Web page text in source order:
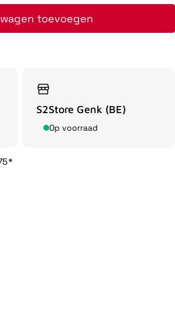
toevoegen
S2Store Genk (BE)
Op voorraad